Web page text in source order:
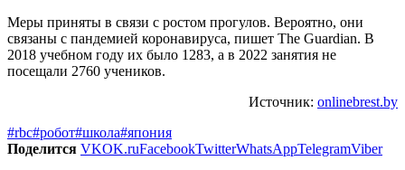
Меры приняты в связи с ростом прогулов. Вероятно, они
связаны с пандемией коронавируса, пишет The Guardian. В
2018 учебном году их было 1283, а в 2022 занятия не
посещали 2760 учеников.
Источник: onlinebrest.by
#rbc#робот#школа#япония
Поделится VKOK.ruFacebookTwitterWhatsAppTelegramViber